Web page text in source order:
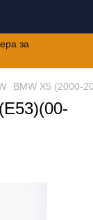
за
BMW X5 (2000-